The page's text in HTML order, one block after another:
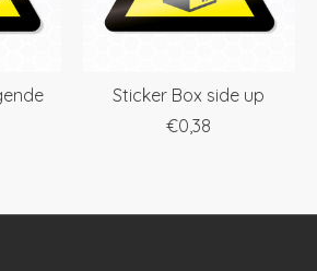
Sticker Box side up
€0,38